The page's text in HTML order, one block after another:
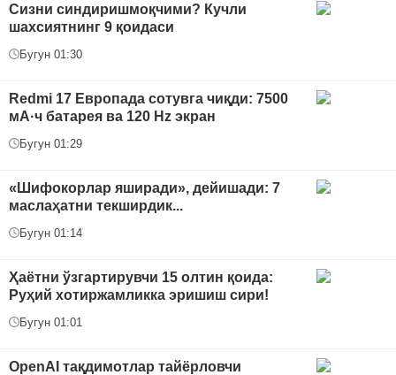
Сизни синдиришмоқчими? Кучли
шахсиятнинг 9 қоидаси
Бугун 01:30
Redmi 17 Европада сотувга чиқди: 7500
мА·ч батарея ва 120 Hz экран
Бугун 01:29
«Шифокорлар яширади», дейишади: 7
маслаҳатни текширдик...
Бугун 01:14
Ҳаётни ўзгартирувчи 15 олтин қоида:
Руҳий хотиржамликка эришиш сири!
Бугун 01:01
OpenAI тақдимотлар тайёрловчи